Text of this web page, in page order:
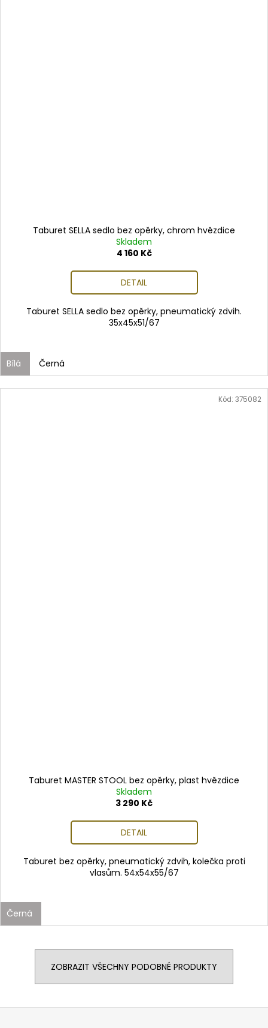
Taburet SELLA sedlo bez opěrky, chrom hvězdice
Skladem
4 160 Kč
DETAIL
Taburet SELLA sedlo bez opěrky, pneumatický zdvih.
35x45x51/67
Bílá Černá
Taburet MASTER STOOL bez opěrky, plast hvězdice
Skladem
3 290 Kč
DETAIL
Taburet bez opěrky, pneumatický zdvih, kolečka proti
vlasům. 54x54x55/67
Černá
Kód: 375082
ZOBRAZIT VŠECHNY PODOBNÉ PRODUKTY
Z